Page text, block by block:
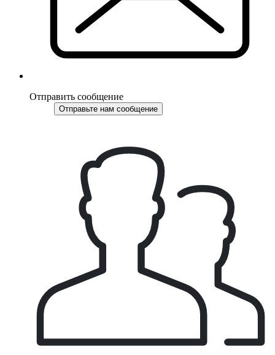
Отправить сообщение
Отправьте нам сообщение